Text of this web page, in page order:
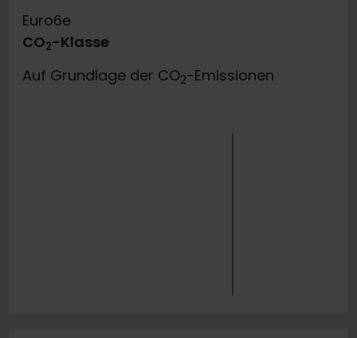
Euro6e
CO2-Klasse
Auf Grundlage der CO2-Emissionen